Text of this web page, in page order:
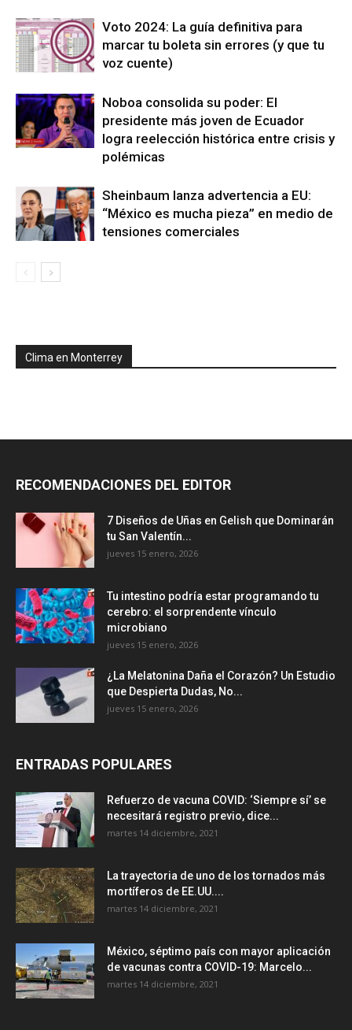
Voto 2024: La guía definitiva para
marcar tu boleta sin errores (y que tu
voz cuente)
Noboa consolida su poder: El
presidente más joven de Ecuador
logra reelección histórica entre crisis y
polémicas
Sheinbaum lanza advertencia a EU:
“México es mucha pieza” en medio de
tensiones comerciales
Clima en Monterrey
RECOMENDACIONES DEL EDITOR
7 Diseños de Uñas en Gelish que Dominarán
tu San Valentín...
jueves 15 enero, 2026
Tu intestino podría estar programando tu
cerebro: el sorprendente vínculo
microbiano
jueves 15 enero, 2026
¿La Melatonina Daña el Corazón? Un Estudio
que Despierta Dudas, No...
jueves 15 enero, 2026
ENTRADAS POPULARES
Refuerzo de vacuna COVID: ‘Siempre sí’ se
necesitará registro previo, dice...
martes 14 diciembre, 2021
La trayectoria de uno de los tornados más
mortíferos de EE.UU....
martes 14 diciembre, 2021
México, séptimo país con mayor aplicación
de vacunas contra COVID-19: Marcelo...
martes 14 diciembre, 2021